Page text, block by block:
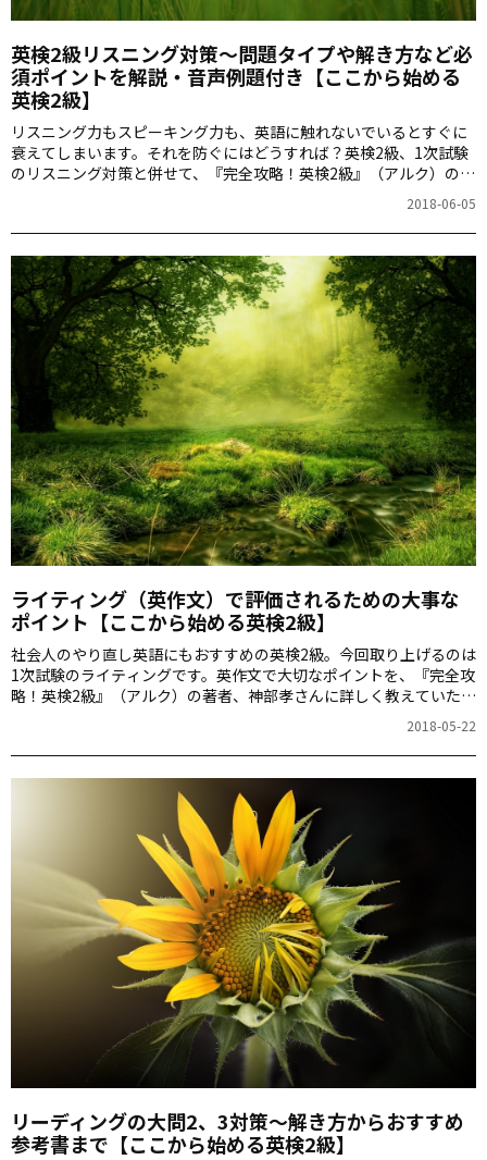
英検2級リスニング対策～問題タイプや解き方など必
須ポイントを解説・音声例題付き【ここから始める
英検2級】
リスニング力もスピーキング力も、英語に触れないでいるとすぐに
衰えてしまいます。それを防ぐにはどうすれば？英検2級、1次試験
のリスニング対策と併せて、『完全攻略！英検2級』（アルク）の著
2018-06-05
ライティング（英作文）で評価されるための大事な
ポイント【ここから始める英検2級】
社会人のやり直し英語にもおすすめの英検2級。今回取り上げるのは
1次試験のライティングです。英作文で大切なポイントを、『完全攻
略！英検2級』（アルク）の著者、神部孝さんに詳しく教えていただ
2018-05-22
リーディングの大問2、3対策～解き方からおすすめ
参考書まで【ここから始める英検2級】